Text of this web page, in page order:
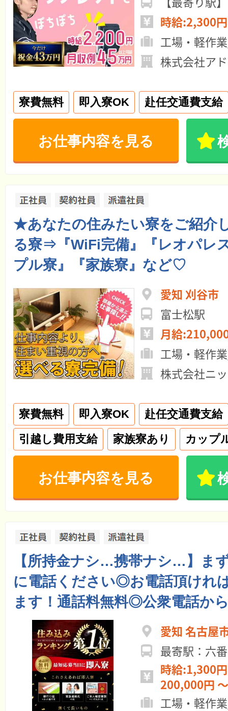
時給:2,300
工場・軽作
株式会社ア
寮費無料 即入寮OK 赴任交通費支給
お仕事内容を見る
★あなたの住みたい寮をご紹介
る寮⇒『WiFi完備』『レオパレ
プル寮』『家族寮』など♡
愛知 刈谷市
富士松駅
月給
工場・軽作
株式会社ニ
寮費無料 即入寮OK
赴任交通費支給
引越し費用支給
家族寮あり カップ
お仕事内容を見る
【所持金ナシ…携帯ナシ…】ま
に電話ください◎お電話頂けれ
ます！通話料無料◎公衆電話か
愛知 名古屋
最寄駅：六
時給:1,300
200,000円
工場・軽作